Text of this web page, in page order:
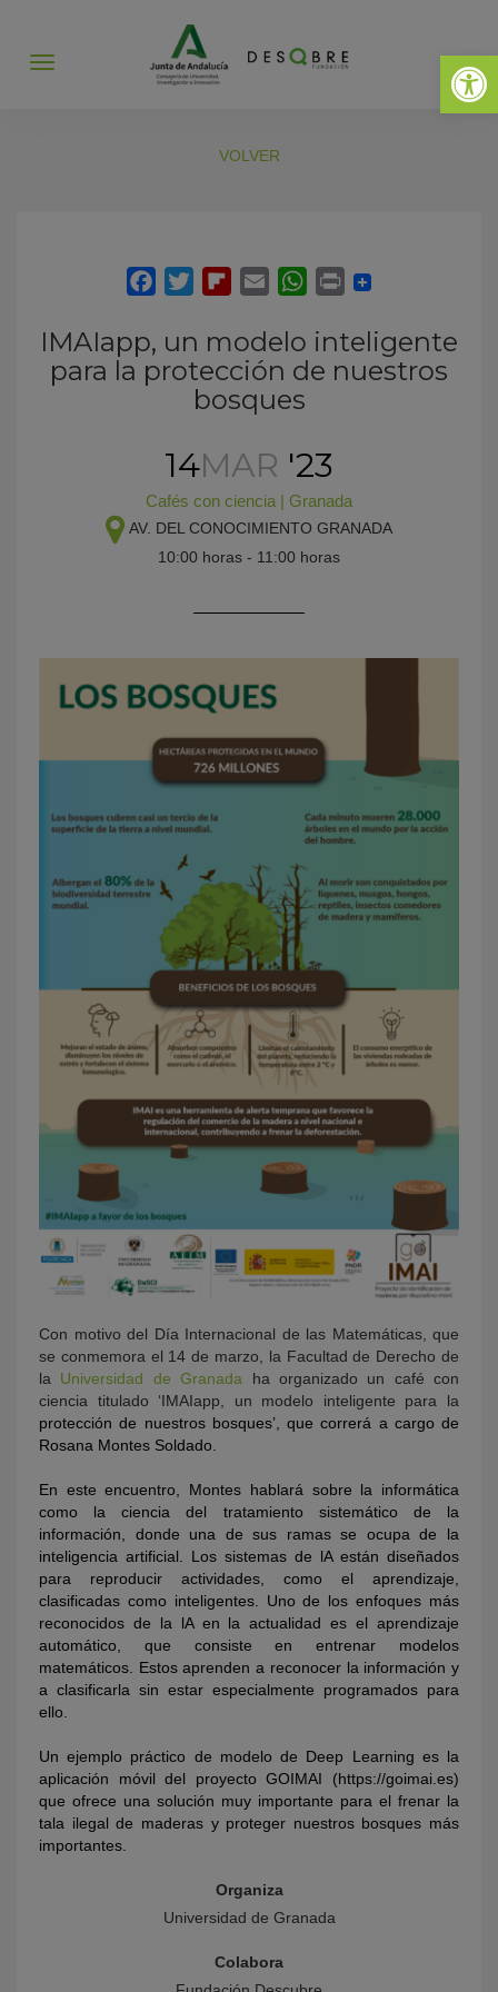
Abrir
Abrir
VOLVER
IMAIapp, un modelo inteligente
para la protección de nuestros
bosques
14MAR '23
Cafés con ciencia | Granada
AV. DEL CONOCIMIENTO GRANADA
10:00 horas - 11:00 horas
Con motivo del Día Internacional de las Matemáticas, que
se conmemora el 14 de marzo, la Facultad de Derecho de
la Universidad de Granada ha organizado un café con
ciencia titulado ‘IMAIapp, un modelo inteligente para la
protección de nuestros bosques’, que correrá a cargo de
Rosana Montes Soldado
En este encuentro, Montes hablará sobre la informática
como la ciencia del tratamiento sistemático de la
información, donde una de sus ramas se ocupa de la
inteligencia artificial. Los sistemas de lA están diseñados
para reproducir actividades, como el aprendizaje,
clasificadas como inteligentes. Uno de los enfoques más
reconocidos de la lA en la actualidad es el aprendizaje
automático, que consiste en entrenar modelos
matemáticos. Estos aprenden a reconocer la información y
a clasificarla sin estar especialmente programados para
ello.
Un ejemplo práctico de modelo de Deep Learning es la
aplicación móvil del proyecto GOIMAI (https://goimai.es)
que ofrece una solución muy importante para el frenar la
tala ilegal de maderas y proteger nuestros bosques más
importantes.
Organiza
Universidad de Granada
Colabora